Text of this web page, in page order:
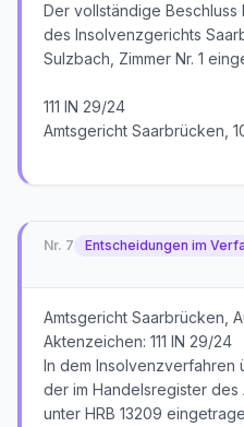
Der vollständige
des Insolvenzgerichts
Sulzbach, Zimmer Nr. 1
111 IN 29/24
Amtsgericht Saarbrücken,
Nr. 7 Entscheidungen im
Amtsgericht Saarbrücken,
Aktenzeichen: 111 IN 29/24
In dem Insolvenzverfahren
der im Handelsregister des
unter HRB 13209